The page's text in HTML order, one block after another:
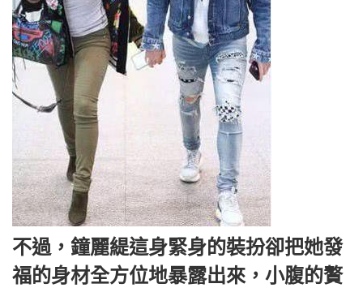
不過，鐘麗緹這身緊身的裝扮卻把她發
福的身材全方位地暴露出來，小腹的贅